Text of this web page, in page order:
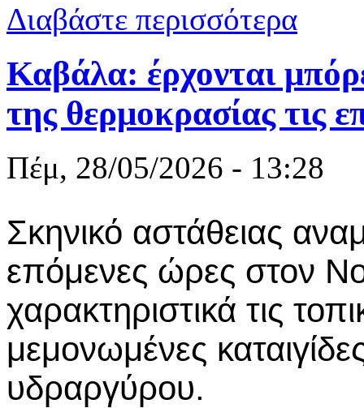
Διαβάστε περισσότερα
Καβάλα: έρχονται
της θερμοκρασίας τις
Πέμ, 28/05/2026 - 13:28
Σκηνικό αστάθειας
επόμενες ώρες στον
χαρακτηριστικά τις
μεμονωμένες
υδραργύρου.